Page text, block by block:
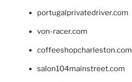
portugalprivatedriver.com
von-racer.com
coffeeshopcharleston.com
salon104mainstreet.com